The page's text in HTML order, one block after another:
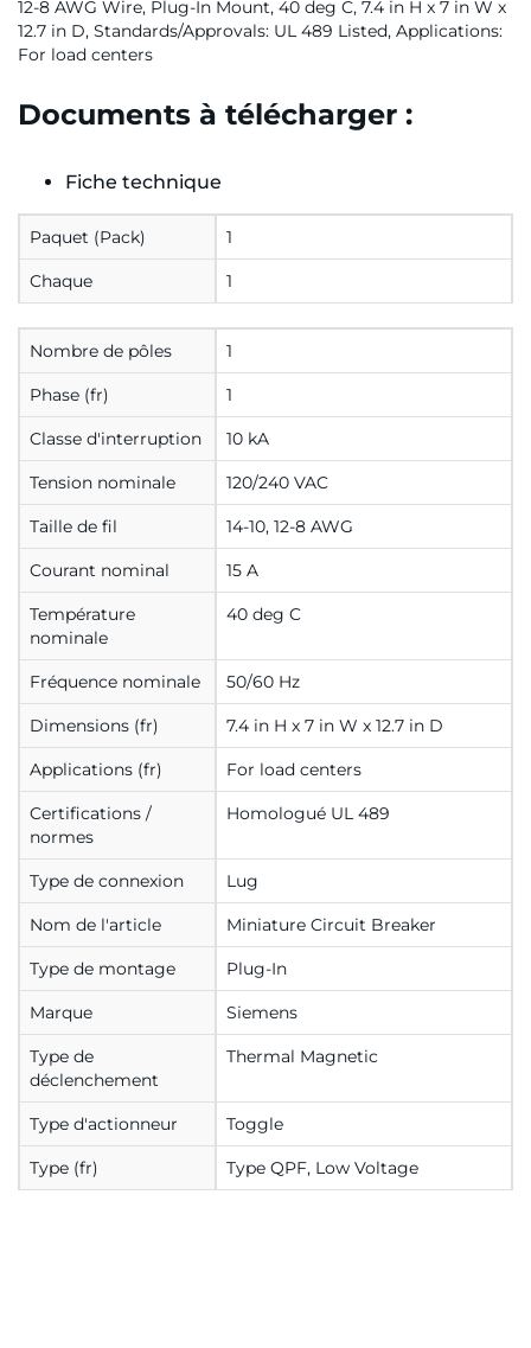
12-8 AWG Wire, Plug-In Mount, 40 deg C, 7.4 in H x 7 in W x
12.7 in D, Standards/Approvals: UL 489 Listed, Applications:
For load centers
Documents à télécharger :
Fiche technique
Paquet (Pack) 1
Chaque 1
Nombre de pôles 1
Phase (fr) 1
Classe d'interruption 10 kA
Tension nominale 120/240 VAC
Taille de fil 14-10, 12-8 AWG
Courant nominal 15 A
Température
nominale
40 deg C
Fréquence nominale 50/60 Hz
Dimensions (fr) 7.4 in H x 7 in W x 12.7 in D
Applications (fr) For load centers
Certifications /
normes
Homologué UL 489
Type de connexion Lug
Nom de l'article Miniature Circuit Breaker
Type de montage Plug-In
Marque Siemens
Type de
déclenchement
Thermal Magnetic
Type d'actionneur Toggle
Type (fr) Type QPF, Low Voltage